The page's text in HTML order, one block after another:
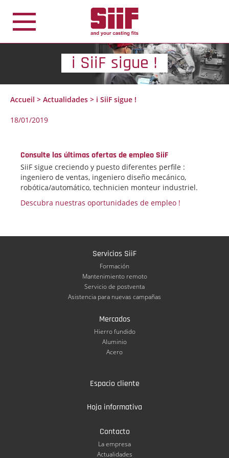
i SiiF sigue !
Accueil > Actualidades > i SiiF sigue !
18/01/2019
Consulte las últimas ofertas de empleo SiiF
SiiF sigue creciendo y puesto diferentes perfile :
ingeniero de ventas, ingeniero diseño mecánico,
robótica/automático, technicien monteur industriel.
Descubra nuestras oportunidades de empleo !
Servicios SiiF
Formación
Mantenimiento remoto
Servicio de postventa
Asistencia para nuevas campañas
Mercados
Hierro fundido
Aluminio
Acero
Espacio cliente
Hoja informativa
Contacto
La empresa
Actualidades